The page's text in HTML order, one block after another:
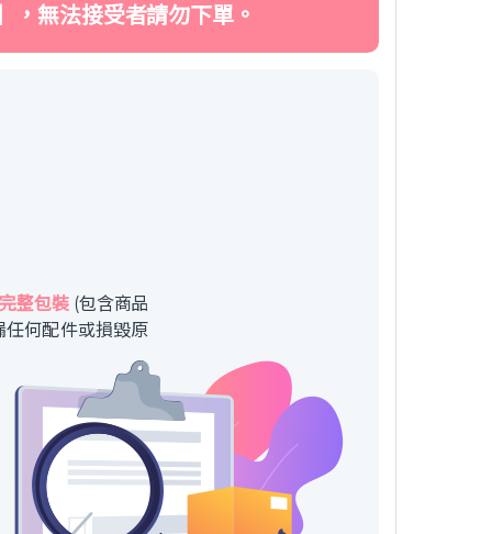
，無法接受者請勿下單。
整包裝(包含商品
何配件或損毀原